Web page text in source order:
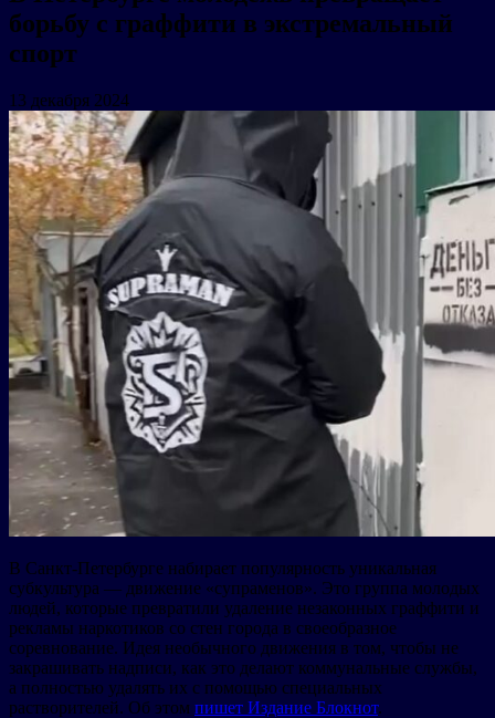
борьбу с граффити в экстремальный
спорт
13 декабря 2024
В Санкт-Петербурге набирает популярность уникальная
субкультура — движение «супраменов». Это группа молодых
людей, которые превратили удаление незаконных граффити и
рекламы наркотиков со стен города в своеобразное
соревнование. Идея необычного движения в том, чтобы не
закрашивать надписи, как это делают коммунальные службы,
а полностью удалять их с помощью специальных
растворителей. Об этом пишет Издание Блокнот.